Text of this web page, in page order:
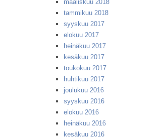
maaliskuu 2018
tammikuu 2018
syyskuu 2017
elokuu 2017
heinäkuu 2017
kesäkuu 2017
toukokuu 2017
huhtikuu 2017
joulukuu 2016
syyskuu 2016
elokuu 2016
heinäkuu 2016
kesäkuu 2016